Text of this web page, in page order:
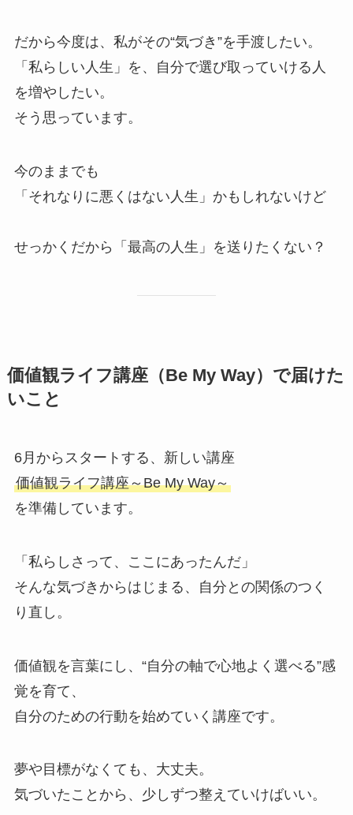
だから今度は、私がその“気づき”を手渡したい。
「私らしい人生」を、自分で選び取っていける人
を増やしたい。
そう思っています。
今のままでも
「それなりに悪くはない人生」かもしれないけど
せっかくだから「最高の人生」を送りたくない？
価値観ライフ講座（Be My Way）で届けた
いこと
6月からスタートする、新しい講座
価値観ライフ講座～Be My Way～
を準備しています。
「私らしさって、ここにあったんだ」
そんな気づきからはじまる、自分との関係のつく
り直し。
価値観を言葉にし、“自分の軸で心地よく選べる”感
覚を育て、
自分のための行動を始めていく講座です。
夢や目標がなくても、大丈夫。
気づいたことから、少しずつ整えていけばいい。